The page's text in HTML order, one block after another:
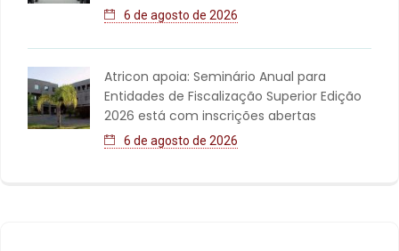
6 de agosto de 2026
Atricon apoia: Seminário Anual para
Entidades de Fiscalização Superior Edição
2026 está com inscrições abertas
6 de agosto de 2026